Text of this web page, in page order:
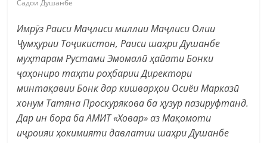
Садои Душанбе
Имрӯз Раиси Маҷлиси миллии Маҷлиси Олии
Ҷумҳурии Тоҷикистон, Раиси шаҳри Душанбе
муҳтарам Рустами Эмомалӣ ҳайати Бонки
ҷаҳониро таҳти роҳбарии Директори
минтақавии Бонк дар кишварҳои Осиёи Марказӣ
хонум Татяна Проскурякова ба ҳузур пазируфтанд.
Дар ин бора ба АМИТ «Ховар» аз Мақомоти
иҷроияи ҳокимияти давлатии шаҳри Душанбе